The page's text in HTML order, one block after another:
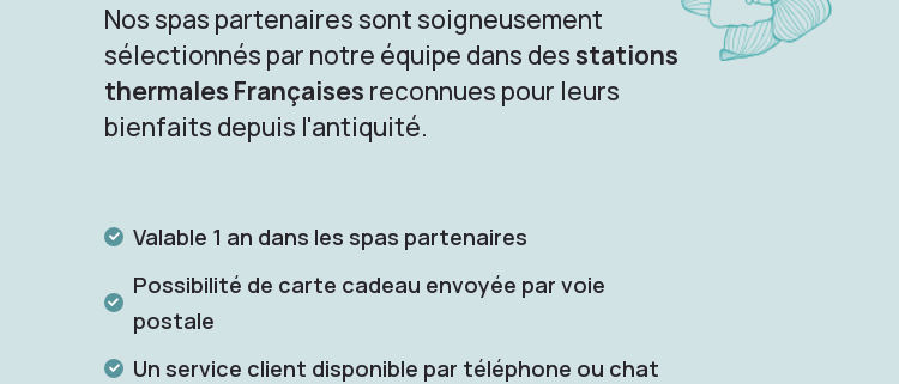
Nos spas partenaires sont soigneusement
sélectionnés par notre équipe dans desstations
thermales Françaises reconnues pour leurs
bienfaits depuis l'antiquité.
Valable 1 an dans les spas partenaires
Possibilité de carte cadeau envoyée par voie
postale
Un service client disponible par téléphone ou chat